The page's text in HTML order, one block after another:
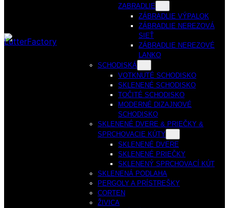
ZABRADLIE
ZÁBRADLIE VÝPALOK
ZÁBRADLIE NEREZOVÁ
SIEŤ
ZÁBRADLIE NEREZOVÉ
LANKO
SCHODISKÁ
VOTKNUTÉ SCHODISKO
SKLENENÉ SCHODISKO
TOČITÉ SCHODISKO
MODERNÉ DIZAJNOVÉ
SCHODISKO
SKLENENÉ DVERE & PRIEČKY &
SPRCHOVACIE KÚTY
SKLENENÉ DVERE
SKLENENÉ PRIEČKY
SKLENENÝ SPRCHOVACÍ KÚT
SKLENENÁ PODLAHA
PERGOLY A PRÍSTREŠKY
CORTEN
ŽIVICA